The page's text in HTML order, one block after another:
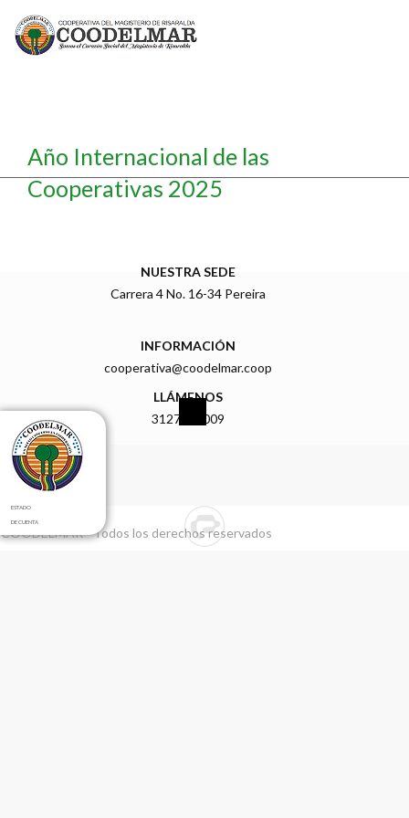
Año Internacional de las
Cooperativas 2025
NUESTRA SEDE
Carrera 4 No. 16-34 Pereira
INFORMACIÓN
cooperativa@coodelmar.coop
LLÁMENOS
3127919009
- Todos los derechos reservados
ESTADO
DE CUENTA